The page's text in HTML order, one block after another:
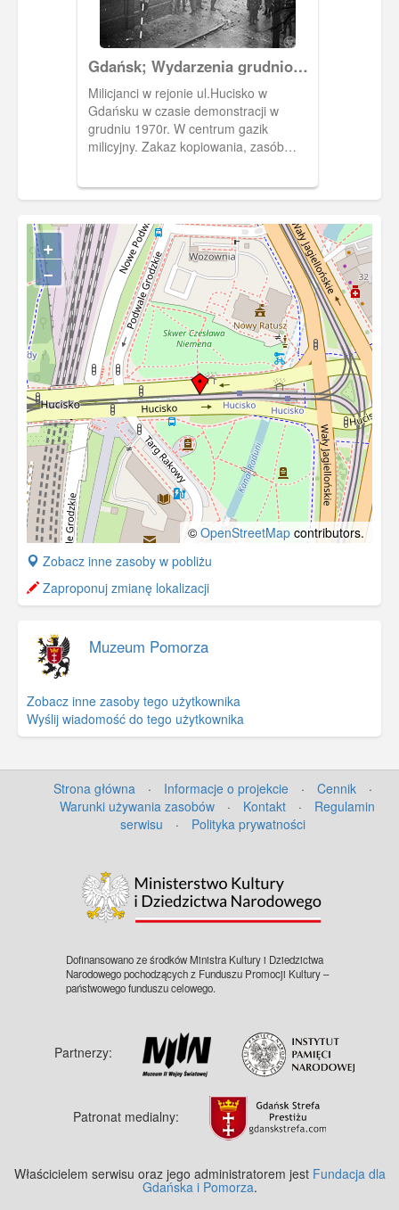
Gdańsk; Wydarzenia grudniowe
1970 r. na terenie miast
wybrzeża gdańskiego.
Milicjanci w rejonie ul.Hucisko w
Gdańsku w czasie demonstracji w
grudniu 1970r. W centrum gazik
milicyjny. Zakaz kopiowania, zasób
+
−
© OpenStreetMap contributors.
+
−
Zobacz inne zasoby w pobliżu
Zaproponuj zmianę lokalizacji
Muzeum Pomorza
Zobacz inne zasoby tego użytkownika
Wyślij wiadomość do tego użytkownika
Strona główna · Informacje o projekcie · Cennik
·
Warunki używania zasobów
· Kontakt ·
Regulamin
serwisu
· Polityka prywatności
Dofinansowano ze środków Ministra Kultury i Dziedzictwa
Narodowego pochodzących z Funduszu Promocji Kultury –
państwowego funduszu celowego.
Partnerzy:
Patronat medialny:
Właścicielem serwisu oraz jego administratorem jest Fundacja dla
Gdańska i Pomorza.